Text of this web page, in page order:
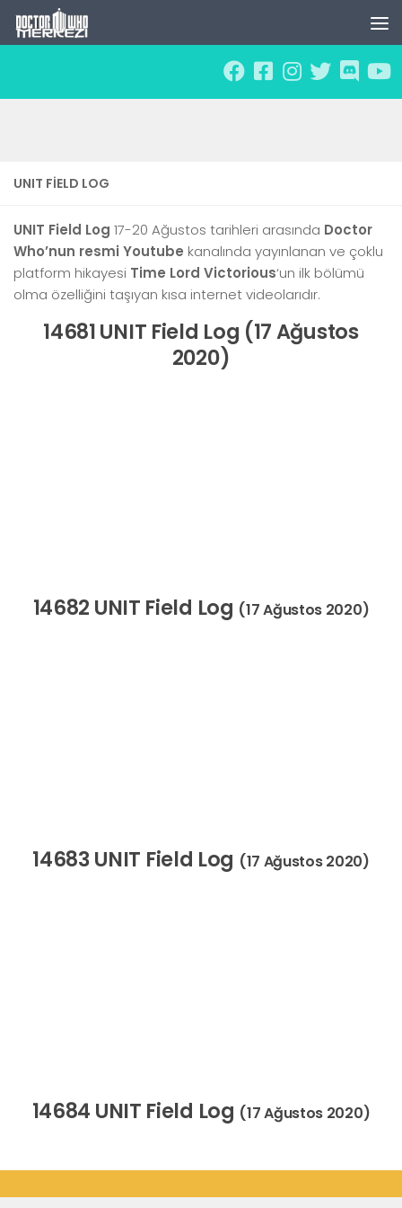
Skip to content
UNIT FIELD LOG
UNIT Field Log 17-20 Ağustos tarihleri arasında Doctor
Who’nun resmi Youtube kanalında yayınlanan ve çoklu
platform hikayesi Time Lord Victorious‘un ilk bölümü
olma özelliğini taşıyan kısa internet videolarıdır.
14681 UNIT Field Log (17 Ağustos
2020)
14682 UNIT Field Log (17 Ağustos 2020)
14683 UNIT Field Log (17 Ağustos 2020)
14684 UNIT Field Log (17 Ağustos 2020)